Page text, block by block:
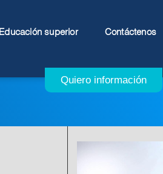
Contáctenos
superior